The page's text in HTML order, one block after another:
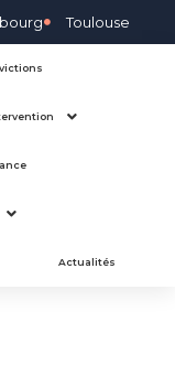
Toulouse
Actualités